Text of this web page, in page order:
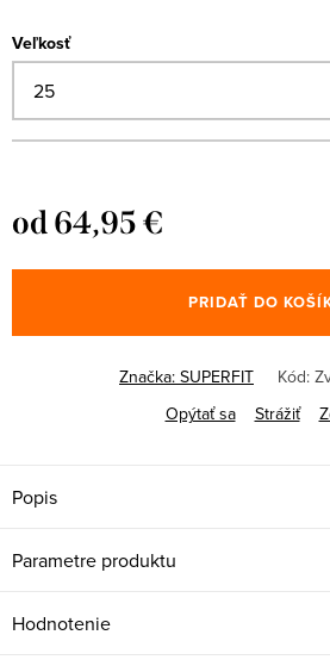
Veľkosť
od64,95 €
cena:
PRIDAŤ DO
Značka: SUPERFIT Kód:
Opýtať sa
Strážiť
Popis
Parametre produktu
Hodnotenie